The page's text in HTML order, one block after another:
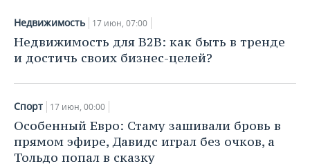
Недвижимость 17 июн, 07:00
Недвижимость для B2B: как быть в тренде
и достичь своих бизнес-целей?
Спорт 17 июн, 00:00
Особенный Евро: Стаму зашивали бровь в
прямом эфире, Давидс играл без очков, а
Тольдо попал в сказку